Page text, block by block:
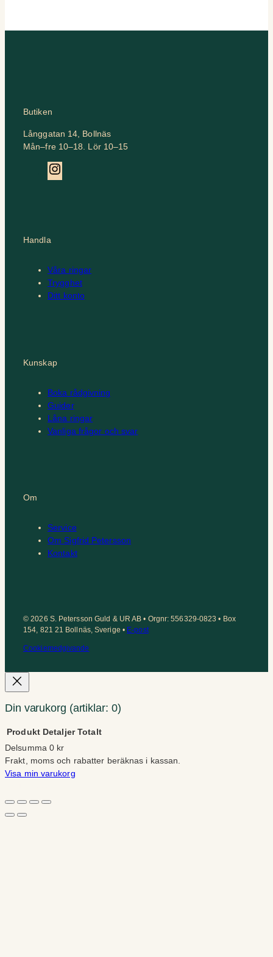
Butiken
Långgatan 14, Bollnäs
Mån–fre 10–18. Lör 10–15
Handla
Våra ringar
Trygghet
Ditt konto
Kunskap
Boka rådgivning
Guider
Låna ringar
Vanliga frågor och svar
Om
Service
Om Sigfrid Petersson
Kontakt
© 2026 S. Petersson Guld & UR AB • Orgnr: 556329-0823 • Box
154, 821 21 Bollnäs, Sverige • E-post
Cookiemedgivande
Din varukorg (artiklar: 0)
Produkter
i
Produkt Detaljer Totalt
Delsumma 0 kr
Frakt, moms och rabatter beräknas i kassan.
Visa min varukorg